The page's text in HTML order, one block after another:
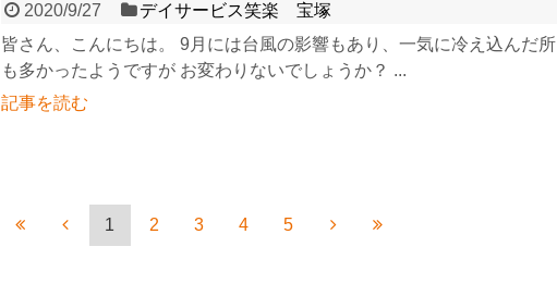
2020/9/27
デイサービス笑楽 宝塚
皆さん、こんにちは。 9月には台風の影響もあり、一気に冷え込んだ所
も多かったようですが お変わりないでしょうか？ ...
記事を読む
1 2 3 4 5